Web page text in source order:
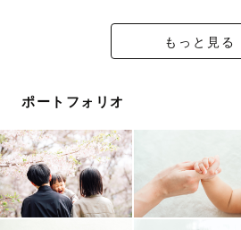
ファミリー・キッズ・ベビー撮影
子ども目線、ママ目線、いろんな
たします🌿
もっと見る
ポートフォリオ